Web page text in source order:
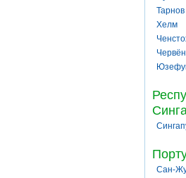
Тарнов
Хелм
Сан-